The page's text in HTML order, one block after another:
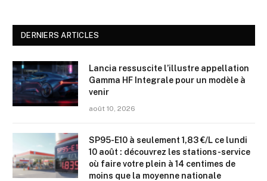
DERNIERS ARTICLES
Lancia ressuscite l’illustre appellation
Gamma HF Integrale pour un modèle à
venir
août 10, 2026
SP95-E10 à seulement 1,83 €/L ce lundi
10 août : découvrez les stations-service
où faire votre plein à 14 centimes de
moins que la moyenne nationale